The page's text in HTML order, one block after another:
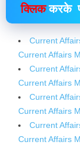
क्लिककरके
Current
Current Affairs
Current
Current Affairs
Current
Current Affairs
Current
Current Affairs